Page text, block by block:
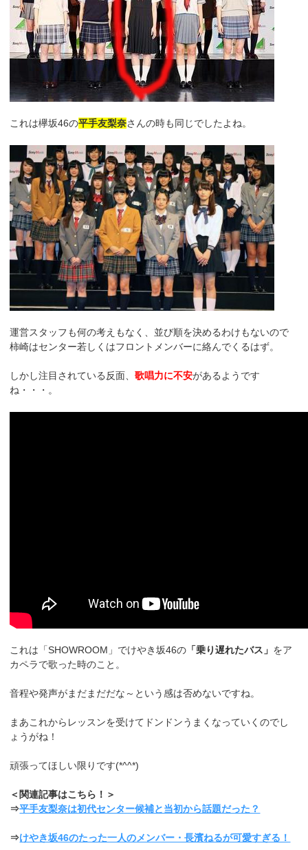
これは欅坂46の平手友梨奈さんの時も同じでしたよね。
運営スタッフも何の考えもなく、並び順を決めるわけもないので
柿崎はセンター若しくはフロントメンバーに絡んでくるはず。
しかし注目されている反面、歌唱力に不安があるようです
ね・・・。
これは「SHOWROOM」でけやき坂46の 「乗り遅れたバス」 をア
カペラで歌った時のこと。
音程や発声がまだまだだな～という感は否めないですね。
まあこれからレッスンを受けてドンドンうまくなっていくのでし
ょうがね！
頑張ってほしい限りです(*^^*)
＜関連記事はこちら！＞
⇒平手友梨奈は初代センター候補と当初から話題だった？
⇒けやき坂46のたった一人のメンバー・長濱ねるが可愛すぎる！